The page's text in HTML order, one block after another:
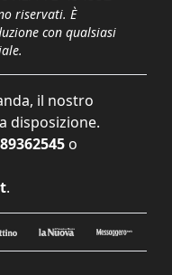
riservati. È
con qualsiasi
il nostro
disposizione.
o
.